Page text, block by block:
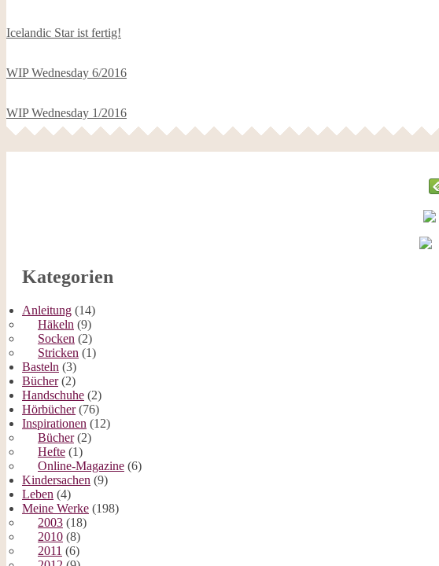
Icelandic Star ist fertig!
WIP Wednesday 6/2016
WIP Wednesday 1/2016
Kategorien
Anleitung (14)
Häkeln (9)
Socken (2)
Stricken (1)
Basteln (3)
Bücher(2)
Handschuhe (2)
Hörbücher(76)
Inspirationen (12)
Bücher(2)
Hefte (1)
Online-Magazine (6)
Kindersachen (9)
Leben (4)
Meine Werke (198)
2003 (18)
2010 (8)
2011 (6)